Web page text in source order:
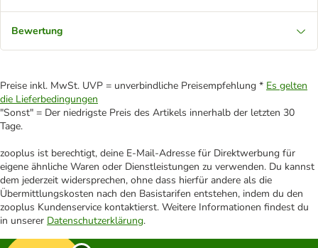
Bewertung
Preise inkl. MwSt. UVP = unverbindliche Preisempfehlung * Es gelten
die Lieferbedingungen
"Sonst" = Der niedrigste Preis des Artikels innerhalb der letzten 30
Tage.
zooplus ist berechtigt, deine E-Mail-Adresse für Direktwerbung für
eigene ähnliche Waren oder Dienstleistungen zu verwenden. Du kannst
dem jederzeit widersprechen, ohne dass hierfür andere als die
Übermittlungskosten nach den Basistarifen entstehen, indem du den
zooplus Kundenservice kontaktierst. Weitere Informationen findest du
in unserer Datenschutzerklärung.